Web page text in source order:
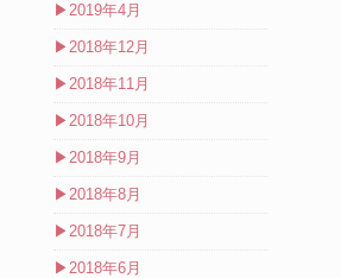
▶2019年4月
▶2018年12月
▶2018年11月
▶2018年10月
▶2018年9月
▶2018年8月
▶2018年7月
▶2018年6月